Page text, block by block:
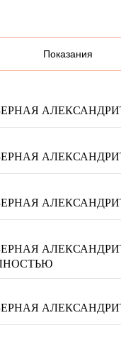
Показания